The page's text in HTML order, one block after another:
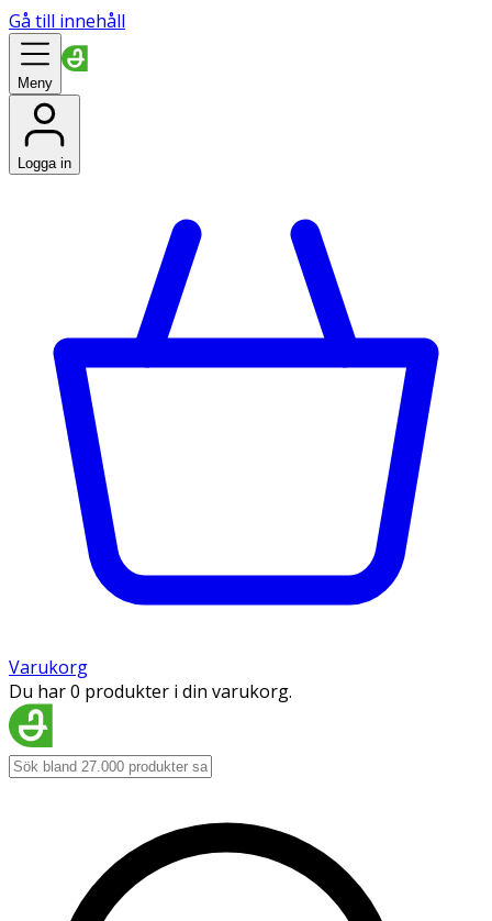
Gå till innehåll
Meny
Logga in
Varukorg
Du har 0 produkter i din varukorg.